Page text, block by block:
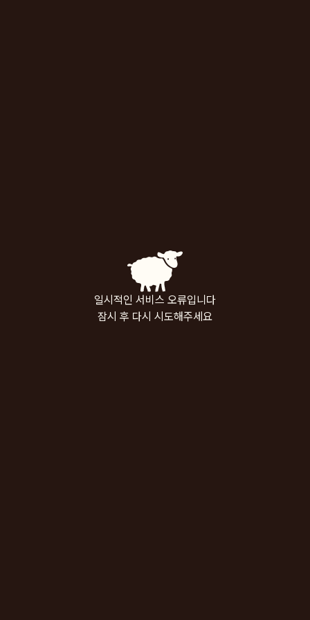
일시적인 서비스 오류입니다
잠시 후 다시 시도해주세요